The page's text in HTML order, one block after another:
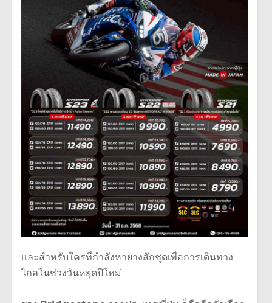
และสำหรับใครที่กำลังหายางสักชุดเพื่อการเดินทาง
ไกลในช่วงวันหยุดปีใหม่